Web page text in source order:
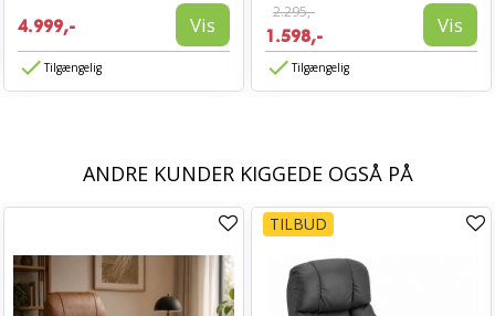
4.999,- Vis
Tilgængelig
2.295,-
1.598,- Vis
Tilgængelig
ANDRE KUNDER KIGGEDE OGSÅ PÅ
TILBUD